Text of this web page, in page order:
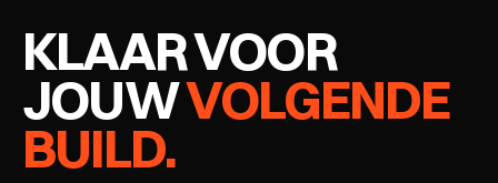
KLAAR VOOR
JOUWVOLGENDE
BUILD.